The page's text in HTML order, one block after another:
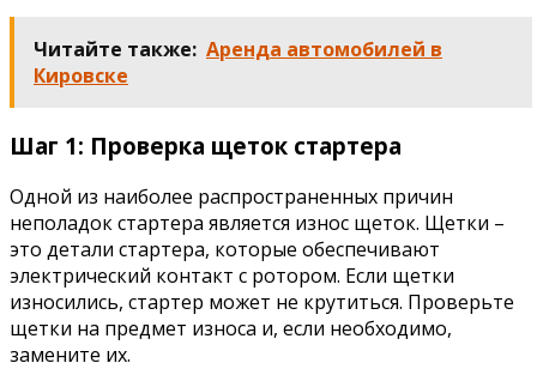
Читайте также: Аренда автомобилей в
Кировске
Шаг 1: Проверка щеток стартера
Одной из наиболее распространенных причин
неполадок стартера является износ щеток. Щетки –
это детали стартера, которые обеспечивают
электрический контакт с ротором. Если щетки
износились, стартер может не крутиться. Проверьте
щетки на предмет износа и, если необходимо,
замените их.